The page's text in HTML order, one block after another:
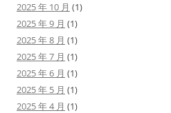
2025 年 10 月 (1)
2025 年 9 月 (1)
2025 年 8 月 (1)
2025 年 7 月 (1)
2025 年 6 月 (1)
2025 年 5 月 (1)
2025 年 4 月 (1)